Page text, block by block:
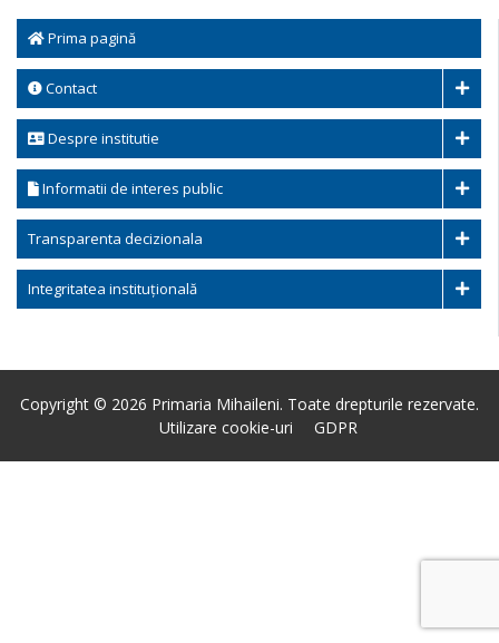
Prima pagină
Contact
Despre institutie
Informatii de interes public
Transparenta decizionala
Integritatea instituțională
Copyright © 2026 Primaria Mihaileni. Toate drepturile rezervate.
Utilizare cookie-uri
GDPR